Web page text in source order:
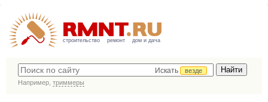
строительство ремонт дом и дача
Искать
везде
Например, триммеры